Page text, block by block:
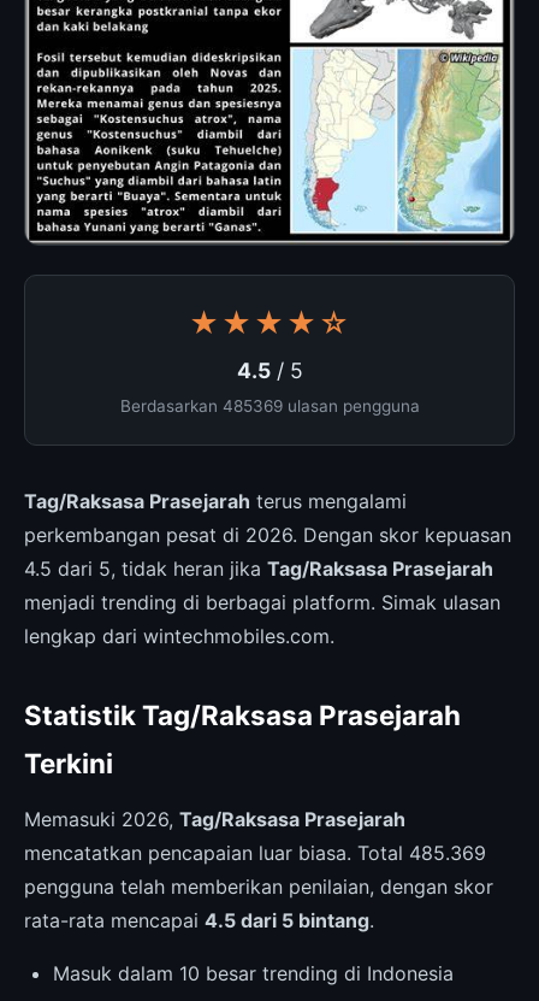
★★★★☆
4.5/ 5
Berdasarkan 485369 ulasan pengguna
Tag/Raksasa Prasejarah terus mengalami
perkembangan pesat di 2026. Dengan skor kepuasan
4.5 dari 5, tidak heran jika Tag/Raksasa Prasejarah
menjadi trending di berbagai platform. Simak ulasan
lengkap dari wintechmobiles.com.
Statistik Tag/Raksasa Prasejarah
Terkini
Memasuki 2026, Tag/Raksasa Prasejarah
mencatatkan pencapaian luar biasa. Total 485.369
pengguna telah memberikan penilaian, dengan skor
rata-rata mencapai 4.5 dari 5 bintang.
Masuk dalam 10 besar trending di Indonesia